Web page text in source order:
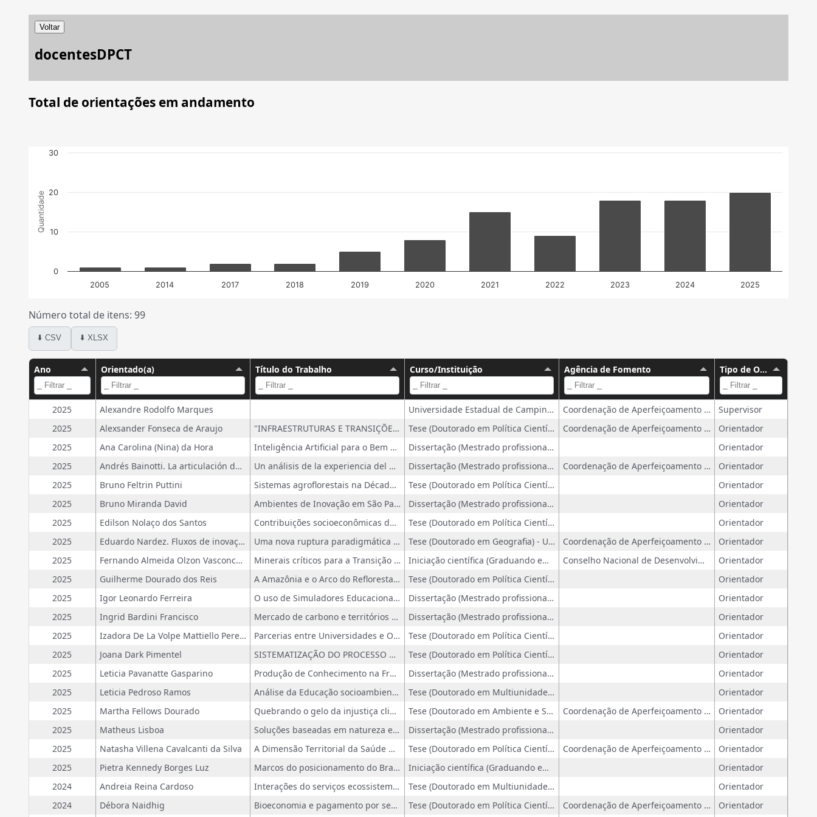
Voltar
docentesDPCT
Total de orientações em andamento
Quantidade
2005 2014 2017 2018 2019 2020 2021 2022 2023 2024 2025
0
10
20
30
Número total de itens: 99
⬇️ CSV ⬇️ XLSX
Ano Orientado(a) Título do Trabalho Curso/Instituição Agência de Fomento Tipo de Orientação
2025 Alexandre Rodolfo Marques Universidade Estadual de Campinas Coordenação de Aperfeiçoamento de Pessoal de Nível Superior.
Supervisor
2025
Alexsander Fonseca de Araujo "INFRAESTRUTURAS E TRANSIÇÕES ENERGÉTICAS SUSTENTÁVEIS:UM OLHAR PARA O DISCURSO POLÍTICO DO MOVIMENTO DE ATINGIDOS POR BARRAGENS (MAB). Tese (Doutorado em Política Científica e Tecnológica) - Universidade Estadual de Campinas Coordenação de Aperfeiçoamento de Pessoal de Nível Superior
Orientador
2025
Ana Carolina (Nina) da Hora Inteligência Artificial para o Bem Comum: Desafios do Multisetorialismo na Regulação de IA no Brasil a partir da Perspectiva da Saúde Dissertação (Mestrado profissional em Política Científica e Tecnológica) - Universidade Estadual de Campinas
Orientador
2025
Andrés Bainotti. La articulación de la política científica, tecnológica y de innovación en la Argentina Un análisis de la experiencia del Ministerio de Ciencia, Tecnología e Innovación (2007-2023) Dissertação (Mestrado profissional em Política Científica e Tecnológica) - Universidade Estadual de Campinas Coordenação de Aperfeiçoamento de Pessoal de Nível Superior
Orientador
2025
Bruno Feltrin Puttini Sistemas agroflorestais na Década da Regeneração: análise de casos em biomas brasileiros Tese (Doutorado em Política Científica e Tecnológica) - Universidade Estadual de Campinas
Orientador
2025
Bruno Miranda David Ambientes de Inovação em São Paulo. Dissertação (Mestrado profissional em Política Científica e Tecnológica) - Universidade Estadual de Campinas
Orientador
2025
Edilson Nolaço dos Santos Contribuições socioeconômicas das indicações geográficas como fonte de incentivo à construção de políticas públicas no Brasil Tese (Doutorado em Política Científica e Tecnológica) - Universidade Estadual de Campinas
Orientador
2025
Eduardo Nardez. Fluxos de inovação e redes de conhecimento na Indústria 4.0 Uma nova ruptura paradigmática e centralidade emergente no território urbano? Tese (Doutorado em Geografia) - Universidade Estadual de Campinas Coordenação de Aperfeiçoamento de Pessoal de Nível Superior
Orientador
2025
Fernando Almeida Olzon Vasconcelos Minerais críticos para a Transição Energética contribuições para o estudo sobre a produção de conhecimento no panorama internacional Iniciação científica (Graduando em Ciências Econômicas) - Universidade Estadual de Campinas Conselho Nacional de Desenvolvimento Científico e Tecnológico
Orientador
2025
Guilherme Dourado dos Reis A Amazônia e o Arco do Reflorestamento Tese (Doutorado em Política Científica e Tecnológica) - Universidade Estadual de Campinas
Orientador
2025
Igor Leonardo Ferreira O uso de Simuladores Educacionais no Ensino de Física e Química para jovens e adultos (EJA) Dissertação (Mestrado profissional em Multiunidades em Ensino de Ciências e Matemática) - Universidade Estadual de Campinas
Orientador
2025
Ingrid Bardini Francisco Mercado de carbono e territórios tradicionais: estudos de caso no Brasil Dissertação (Mestrado profissional em Política Científica e Tecnológica) - Universidade Estadual de Campinas
Orientador
2025
Izadora De La Volpe Mattiello Pereira Parcerias entre Universidades e ONGs no Brasil: um estudo sobre os modelos de colaboração para pesquisa e inovação social Tese (Doutorado em Política Científica e Tecnológica) - Universidade Estadual de Campinas
Orientador
2025
Joana Dark Pimentel SISTEMATIZAÇÃO DO PROCESSO DE AVALIAÇÃO DAS AÇÕES DE CURRICULARIZAÇÃO DA EXTENSÃO NO INSTITUTO FEDERAL MINAS GERAIS (IFMG) Tese (Doutorado em Política Científica e Tecnológica) - Universidade Estadual de Campinas
Orientador
2025
Leticia Pavanatte Gasparino Produção de Conhecimento na Fronteira Regulatória: o caso da planta Cannabis Sativa nas universidades brasileiras Dissertação (Mestrado profissional em Política Científica e Tecnológica) - Universidade Estadual de Campinas
Orientador
2025
Leticia Pedroso Ramos Análise da Educação socioambiental nas Políticas Públicas para a Educação de Jovens e Adultos Tese (Doutorado em Multiunidades em Ensino de Ciências e Matemática) - Universidade Estadual de Campinas
Orientador
2025
Martha Fellows Dourado Quebrando o gelo da injustiça climática: reflexo de ações de adaptação locais em políticas nacionais Tese (Doutorado em Ambiente e Sociedade) - Universidade Estadual de Campinas Coordenação de Aperfeiçoamento de Pessoal de Nível Superior
Orientador
2025
Matheus Lisboa Soluções baseadas em natureza em ações de sustentabilidade de Universidades: mapeamento de iniciativas, indicadores e formas de avaliação Dissertação (Mestrado profissional em Política Científica e Tecnológica) - Universidade Estadual de Campinas
Orientador
2025
Natasha Villena Cavalcanti da Silva A Dimensão Territorial da Saúde Digital: Barreiras Estruturais da Interoperabilidade no avanço da Inovação nos Setores Público e Privado no Brasil Tese (Doutorado em Política Científica e Tecnológica) - Universidade Estadual de Campinas Coordenação de Aperfeiçoamento de Pessoal de Nível Superior
Orientador
2025
Pietra Kennedy Borges Luz Marcos do posicionamento do Brasil no Regime Climático Internacional uma revisão sobre avanços e retrocessos Iniciação científica (Graduando em Ciências Sociais) - Universidade Estadual de Campinas
Orientador
2024
Andreia Reina Cardoso Interações do serviços ecossistemicos na sociedade e sua importância em praticas pedagogicas no ensino Tese (Doutorado em Multiunidades em Ensino de Ciências e Matemática) - Universidade Estadual de Campinas
Orientador
2024
Débora Naidhig Bioeconomia e pagamento por serviços ambientais para uma transição justa: identificando coligações e narrativas no processo de institucionalização da Política Nacional de Bioeconomia Tese (Doutorado em Política Científica e Tecnológica) - Universidade Estadual de Campinas Coordenação de Aperfeiçoamento de Pessoal de Nível Superior
Orientador